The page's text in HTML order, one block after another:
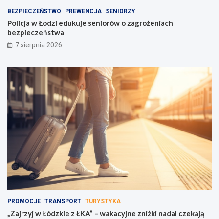
g
o
w
c
e
u
m
u
w
g
b
e
z
p
i
e
ń
s
t
a
BEZPIECZEŃSTWO PREWENCJA SENIORZY
Policja w Łodzi edukuje seniorów o zagrożeniach
bezpieczeństwa
7 sierpnia 2026
PROMOCJE TRANSPORT TURYSTYKA
„Zajrzyj w Łódzkie z ŁKA” – wakacyjne zniżki nadal czekają